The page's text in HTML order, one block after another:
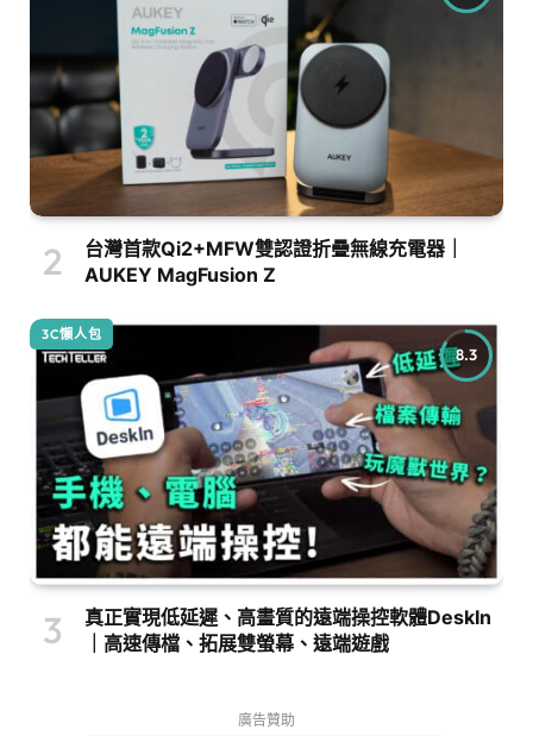
台灣首款Qi2+MFW雙認證折疊無線充電器｜
AUKEY MagFusion Z
8.3
3C懶人包
真正實現低延遲、高畫質的遠端操控軟體DeskIn
｜高速傳檔、拓展雙螢幕、遠端遊戲
廣告贊助